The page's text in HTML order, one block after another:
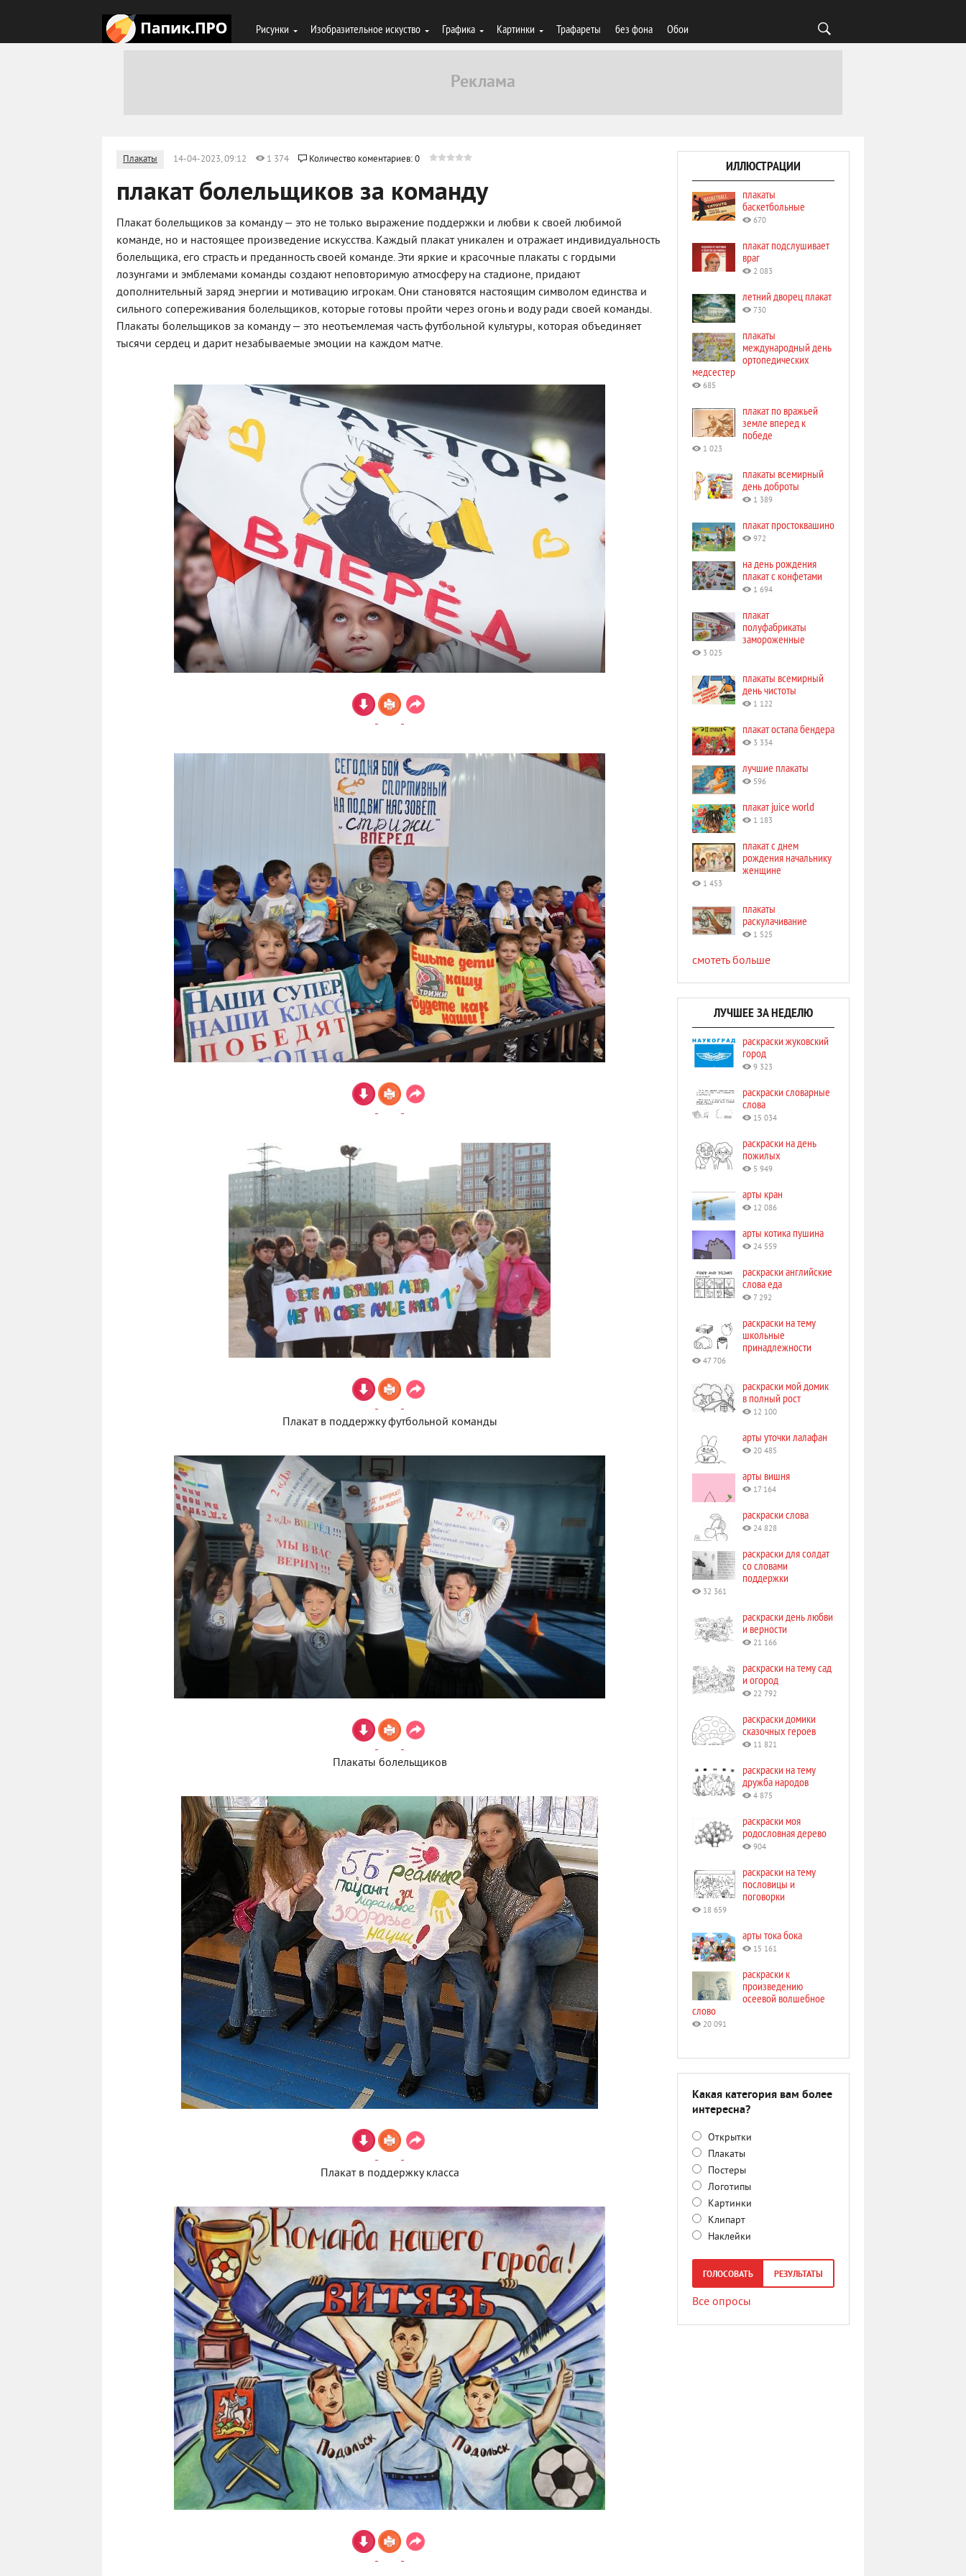
Рисунки Изобразительное искуство Графика Картинки Трафареты без фона Обои
Плакаты 14-04-2023, 09:12 1 374 Количество коментариев: 0
плакат болельщиков за команду
Плакат болельщиков за команду — это не только выражение поддержки и любви к своей любимой
команде, но и настоящее произведение искусства. Каждый плакат уникален и отражает индивидуальность
болельщика, его страсть и преданность своей команде. Эти яркие и красочные плакаты с гордыми
лозунгами и эмблемами команды создают неповторимую атмосферу на стадионе, придают
дополнительный заряд энергии и мотивацию игрокам. Они становятся настоящим символом единства и
сильного сопереживания болельщиков, которые готовы пройти через огонь и воду ради своей команды.
Плакаты болельщиков за команду — это неотъемлемая часть футбольной культуры, которая объединяет
тысячи сердец и дарит незабываемые эмоции на каждом матче.
Плакат в поддержку футбольной команды
Плакаты болельщиков
Плакат в поддержку класса
ИЛЛЮСТРАЦИИ
плакаты
баскетбольные
670
плакат подслушивает
враг
2 083
летний дворец плакат
730
плакаты
международный день
ортопедических
медсестер
685
плакат по вражьей
земле вперед к
победе
1 023
плакаты всемирный
день доброты
1 389
плакат простоквашино
972
на день рождения
плакат с конфетами
1 694
плакат
полуфабрикаты
замороженные
3 025
плакаты всемирный
день чистоты
1 122
плакат остапа бендера
3 334
лучшие плакаты
596
плакат juice world
1 183
плакат с днем
рождения начальнику
женщине
1 453
плакаты
раскулачивание
1 525
смотеть больше
ЛУЧШЕЕ ЗА НЕДЕЛЮ
раскраски жуковский
город
9 323
раскраски словарные
слова
15 034
раскраски на день
пожилых
5 949
арты кран
12 086
арты котика пушина
24 559
раскраски английские
слова еда
7 292
раскраски на тему
школьные
принадлежности
47 706
раскраски мой домик
в полный рост
12 100
арты уточки лалафан
20 485
арты вишня
17 164
раскраски слова
24 828
раскраски для солдат
со словами
поддержки
32 361
раскраски день любви
и верности
21 166
раскраски на тему сад
и огород
22 792
раскраски домики
сказочных героев
11 821
раскраски на тему
дружба народов
4 875
раскраски моя
родословная дерево
904
раскраски на тему
пословицы и
поговорки
18 659
арты тока бока
15 161
раскраски к
произведению
осеевой волшебное
слово
20 091
Какая категория вам более
интересна?
Открытки
Плакаты
Постеры
Логотипы
Картинки
Клипарт
Наклейки
ГОЛОСОВАТЬ РЕЗУЛЬТАТЫ
Все опросы